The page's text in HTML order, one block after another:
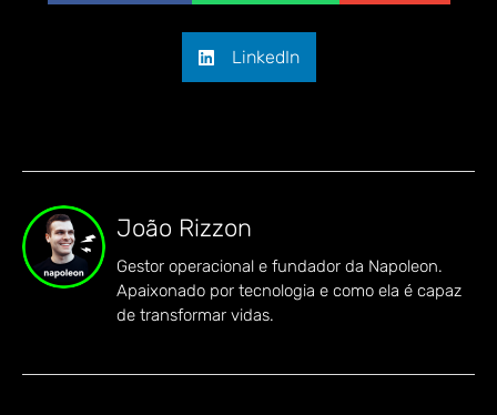
LinkedIn
João Rizzon
Gestor operacional e fundador da Napoleon.
Apaixonado por tecnologia e como ela é capaz
de transformar vidas.